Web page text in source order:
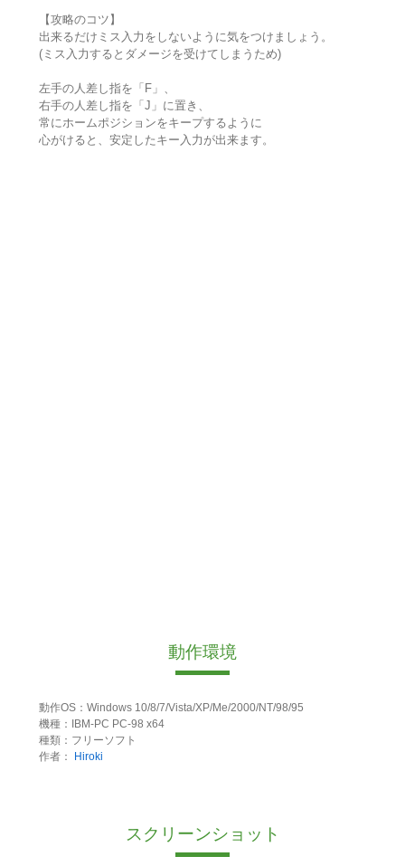
【攻略のコツ】
出来るだけミス入力をしないように気をつけましょう。
(ミス入力するとダメージを受けてしまうため)
左手の人差し指を「F」、
右手の人差し指を「J」に置き、
常にホームポジションをキープするように
心がけると、安定したキー入力が出来ます。
動作環境
動作OS：Windows 10/8/7/Vista/XP/Me/2000/NT/98/95
機種：IBM-PC PC-98 x64
種類：フリーソフト
作者：
Hiroki
スクリーンショット